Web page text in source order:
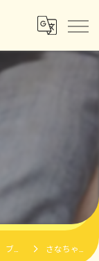
ブログ さなちゃん🐾